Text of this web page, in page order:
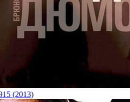
(2013)